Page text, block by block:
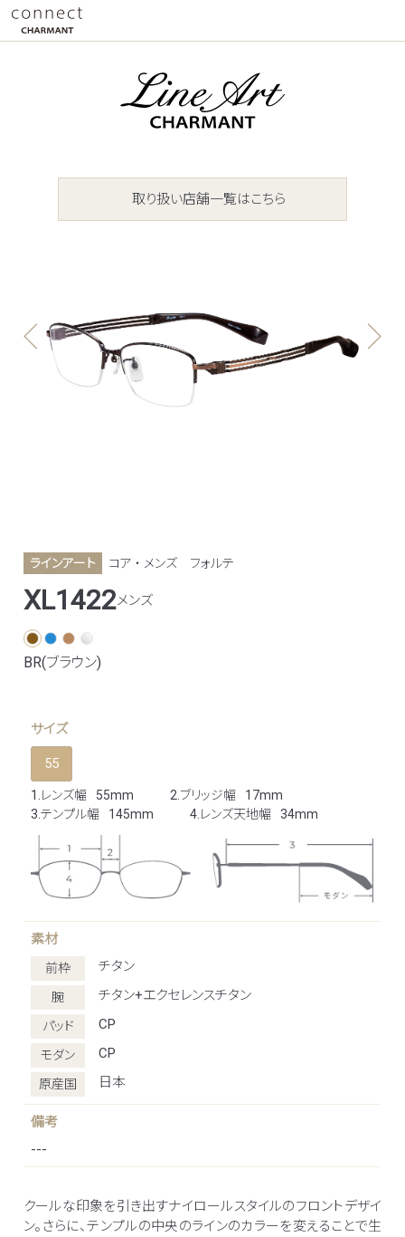
取り扱い店舗一覧はこちら
ラインアート コア ・ メンズ フォルテ
XL1422メンズ
BR(ブラウン)
サイズ
55
1.レンズ幅 55mm 2.ブリッジ幅
17mm
3.テンプル幅
145mm 4.レンズ天地幅 34mm
素材
前枠 チタン
腕 チタン+エクセレンスチタン
パッド CP
モダン CP
原産国 日本
備考
---
クールな印象を引き出すナイロールスタイルのフロントデザイ
ン。さらに、テンプルの中央のラインのカラーを変えることで生